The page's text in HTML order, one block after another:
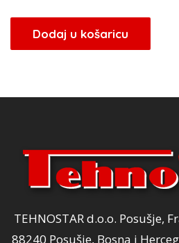
Dodaj u košaricu
TEHNOSTAR d.o.o. Posušje,
88240 Posušje, Bosna i